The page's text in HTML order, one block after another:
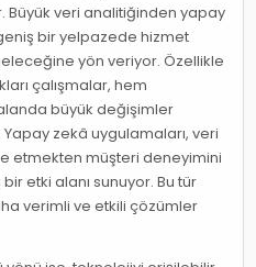
Büyük veri analitiğinden yapay
bir yelpazede hizmet
yön veriyor. Özellikle
çalışmalar, hem
büyük değişimler
zekâ uygulamaları, veri
etmekten müşteri deneyimini
etki alanı sunuyor. Bu tür
verimli ve etkili çözümler